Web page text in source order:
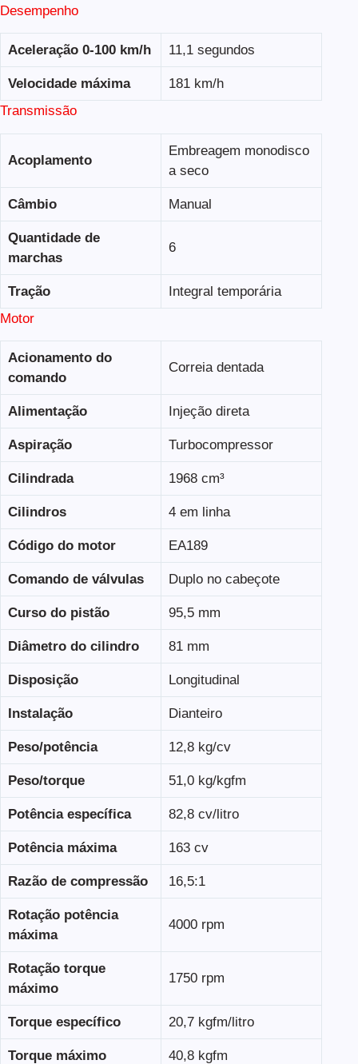
Desempenho
Aceleração 0-100 km/h 11,1 segundos
Velocidade máxima
181 km/h
Transmissão
Acoplamento
Embreagem monodisco
a seco
Câmbio Manual
Quantidade de
marchas
6
Tração
Integral temporária
Motor
Acionamento do
comando
Correia dentada
Alimentação Injeção direta
Aspiração Turbocompressor
Cilindrada 1968 cm³
Cilindros 4 em linha
Código do motor EA189
Comando de válvulas Duplo no cabeçote
Curso do pistão 95,5 mm
Diâmetro do cilindro 81 mm
Disposição Longitudinal
Instalação Dianteiro
Peso/potência 12,8 kg/cv
Peso/torque 51,0 kg/kgfm
Potência específica 82,8 cv/litro
Potência máxima 163 cv
Razão de compressão 16,5:1
Rotação potência
máxima
4000 rpm
Rotação torque
máximo
1750 rpm
Torque específico 20,7 kgfm/litro
Torque máximo 40,8 kgfm